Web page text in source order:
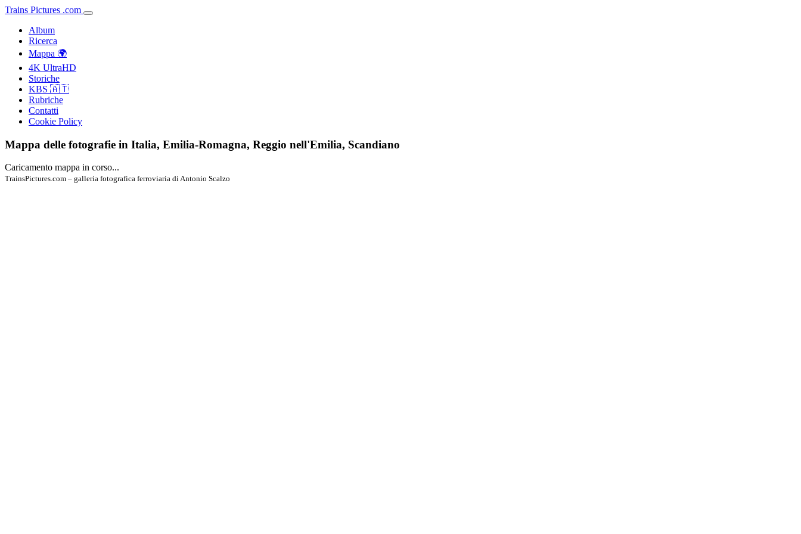
Trains Pictures .com
Album
Ricerca
Mappa 🌍
4K UltraHD
Storiche
KBS 🇦🇹
Rubriche
Contatti
Cookie Policy
Mappa delle fotografie in Italia, Emilia-Romagna, Reggio nell'Emilia, Scandiano
Caricamento mappa in corso...
TrainsPictures.com – galleria fotografica ferroviaria di Antonio Scalzo